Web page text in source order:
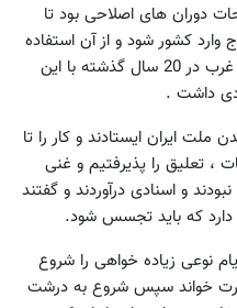
دوران های اصلاحی بود تا
وارد کشور شود و از آن استفاده
کنیم اما ملت ایران مشاهده کرد که غرب در 20 سال گذشته با این
داشت .
ایران ایستادند و کار را تا
، تعلیق را پذیرفتیم و غنی
و اسنادی درآوردند و گفتند
که باید تجسس شود.
نوعی زیاده خواهی را شروع
خواند سپس شروع به درشت